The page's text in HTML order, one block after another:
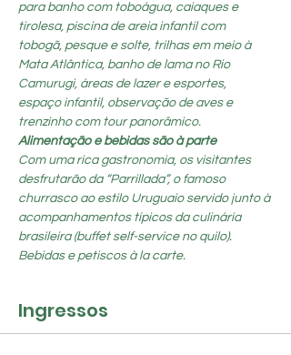
para banho com toboágua, caiaques e
tirolesa, piscina de areia infantil com
tobogã, pesque e solte, trilhas em meio à
Mata Atlântica, banho de lama no Rio
Camurugi, áreas de lazer e esportes,
espaço infantil, observação de aves e
trenzinho com tour panorâmico.
Alimentação e bebidas são à parte
Com uma rica gastronomia, os visitantes
desfrutarão da “Parrillada”, o famoso
churrasco ao estilo Uruguaio servido junto à
acompanhamentos típicos da culinária
brasileira (buffet self-service no quilo).
Bebidas e petiscos à la carte.
Ingressos